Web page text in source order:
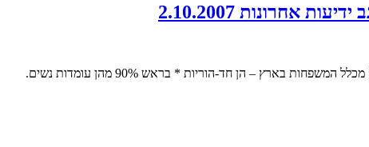
2.10.2007
העלייה בגירושין והירידה בסטיגמה הביאו למצב חדש: ישראל נמצאת במקום חמישי בעולם במספר המשפחות החד-הוריות * 122 אלף משפחות – 7% מכלל המשפחות בארץ – הן חד-הוריות * בראש 90% מהן עומדות נשים.